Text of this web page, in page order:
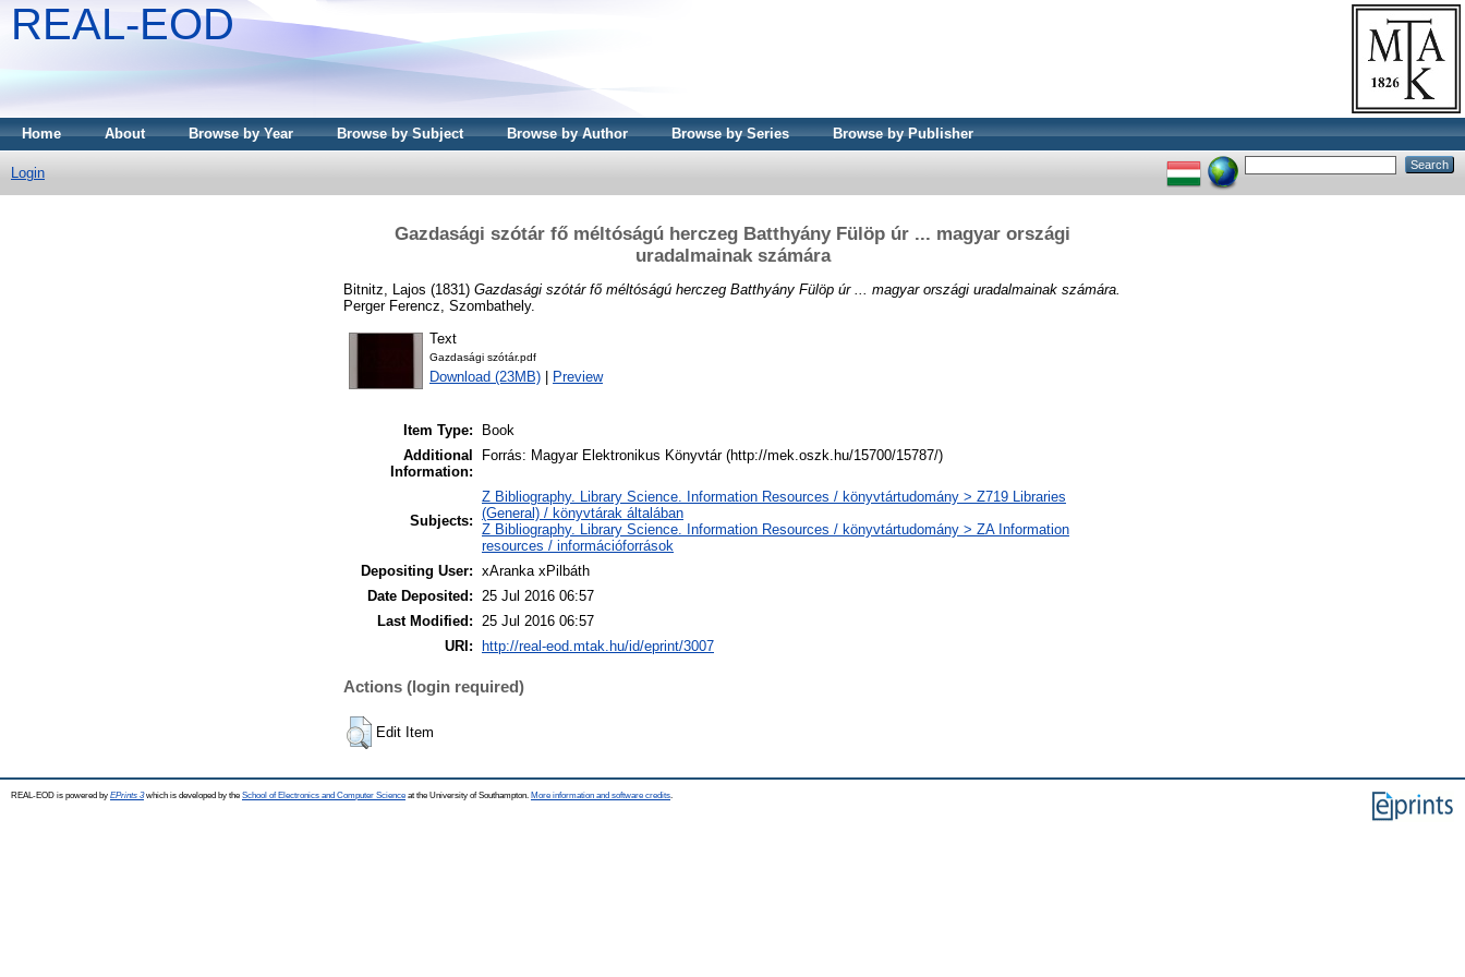
REAL-EOD
Home About Browse by Year Browse by Subject Browse by Author Browse by Series Browse by Publisher
Login
Gazdasági szótár fő méltóságú herczeg Batthyány Fülöp úr ... magyar országi
uradalmainak számára
Bitnitz, Lajos (1831) Gazdasági szótár fő méltóságú herczeg Batthyány Fülöp úr ... magyar országi uradalmainak számára.
Perger Ferencz, Szombathely.
Text
Gazdasági szótár.pdf
Download (23MB) Preview
Item Type:
Book
Additional
Information:
Forrás: Magyar Elektronikus Könyvtár (http://mek.oszk.hu/15700/15787/)
Subjects:
Z Bibliography. Library Science. Information Resources / könyvtártudomány > Z719 Libraries
(General) / könyvtárak általában
Z Bibliography. Library Science. Information Resources / könyvtártudomány > ZA Information
resources / információforrások
Depositing User: xAranka xPilbáth
Date Deposited: 25 Jul 2016 06:57
Last Modified: 25 Jul 2016 06:57
URI:
http://real-eod.mtak.hu/id/eprint/3007
Actions (login required)
Edit Item
REAL-EOD is powered by EPrints 3which is developed by the School of Electronics and Computer Science at the University of Southampton. More information and software credits